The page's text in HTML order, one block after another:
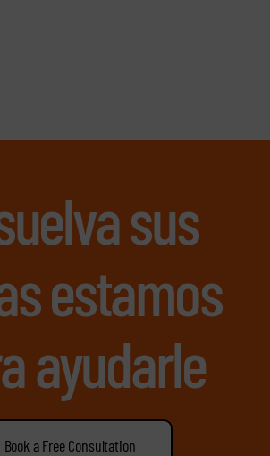
sus
estamos
ayudarle
Book a Free Consultation